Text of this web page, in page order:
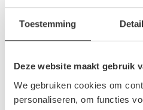
Toestemming
Deze website maakt gebruik
We gebruiken cookies om
personaliseren, om functies
doordat er iets achter het
rubbers kunnen uit de lijst